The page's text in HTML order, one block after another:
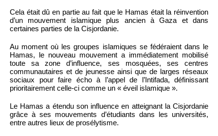
Cela était dû en partie au fait que le Hamas était la réinvention
d’un mouvement islamique plus ancien à Gaza et dans
certaines parties de la Cisjordanie.
Au moment où les groupes islamiques se fédéraient dans le
Hamas, le nouveau mouvement a immédiatement mobilisé
toute sa zone d’influence, ses mosquées, ses centres
communautaires et de jeunesse ainsi que de larges réseaux
sociaux pour faire écho à l’appel de l’Intifada, définissant
prioritairement celle-ci comme un « éveil islamique ».
Le Hamas a étendu son influence en atteignant la Cisjordanie
grâce à ses mouvements d’étudiants dans les universités,
entre autres lieux de prosélytisme.